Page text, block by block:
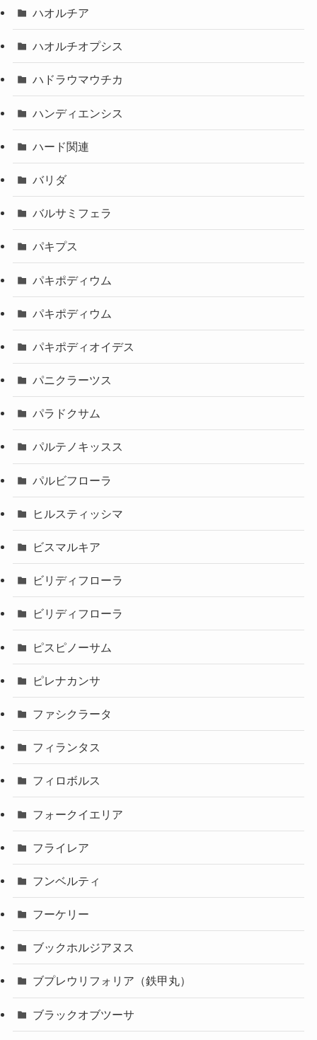
ハオルチア
ハオルチオプシス
ハドラウマウチカ
ハンディエンシス
ハード関連
バリダ
バルサミフェラ
パキプス
パキポディウム
パキポディウム
パキポディオイデス
パニクラーツス
パラドクサム
パルテノキッスス
パルビフローラ
ヒルスティッシマ
ビスマルキア
ビリディフローラ
ビリディフローラ
ピスピノーサム
ピレナカンサ
ファシクラータ
フィランタス
フィロボルス
フォークイエリア
フライレア
フンベルティ
フーケリー
ブックホルジアヌス
ブプレウリフォリア（鉄甲丸）
ブラックオブツーサ